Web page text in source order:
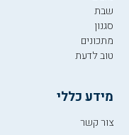
שבת
סגנון
מתכונים
טוב לדעת
מידע כללי
צור קשר